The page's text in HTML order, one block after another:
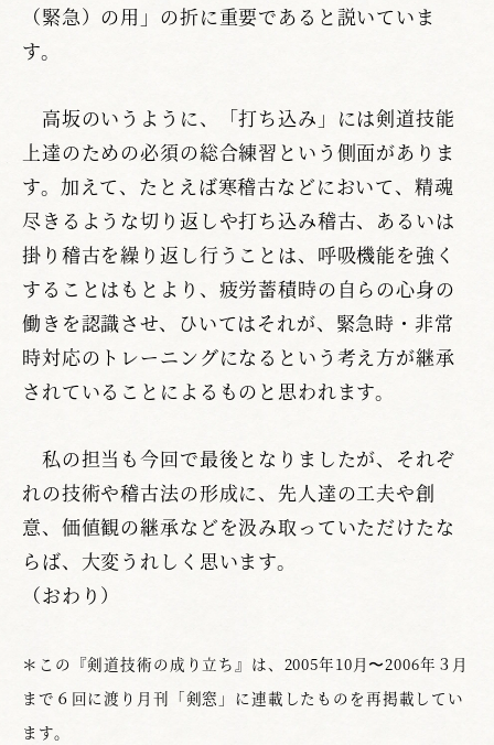
（緊急）の用」の折に重要であると説いていま
す。
高坂のいうように、「打ち込み」には剣道技能
上達のための必須の総合練習という側面がありま
す。加えて、たとえば寒稽古などにおいて、精魂
尽きるような切り返しや打ち込み稽古、あるいは
掛り稽古を繰り返し行うことは、呼吸機能を強く
することはもとより、疲労蓄積時の自らの心身の
働きを認識させ、ひいてはそれが、緊急時・非常
時対応のトレーニングになるという考え方が継承
されていることによるものと思われます。
私の担当も今回で最後となりましたが、それぞ
れの技術や稽古法の形成に、先人達の工夫や創
意、価値観の継承などを汲み取っていただけたな
らば、大変うれしく思います。
（おわり）
＊この『剣道技術の成り立ち』は、2005年10月〜2006年３月
まで６回に渡り月刊「剣窓」に連載したものを再掲載してい
ます。